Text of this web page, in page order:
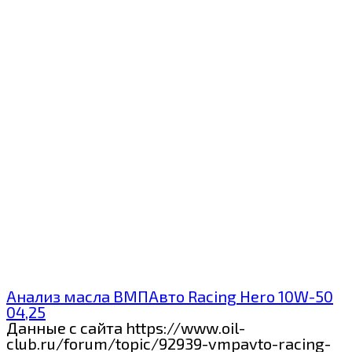
Анализ масла ВМПАвто Racing Hero 10W-50
04,25
Данные с сайта https://www.oil-
club.ru/forum/topic/92939-vmpavto-racing-